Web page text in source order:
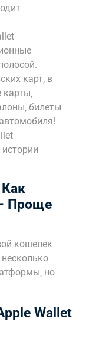
карт‚ в
билеты
Проще
кошелек
но
Wallet